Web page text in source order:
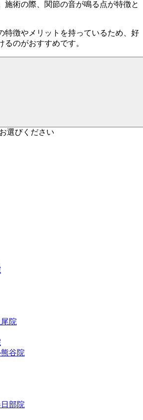
施術の際、関節の音が鳴る点が特徴と
特徴やメリットを持っているため、好
のがおすすめです。
選びください
院
谷院
部院